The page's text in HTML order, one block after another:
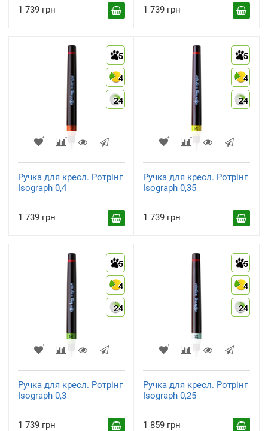
1 739 грн 1 739 грн
5
4
24
Ручка для кресл. Ротрінг
Isograph 0,4
1 739 грн
5
4
24
Ручка для кресл. Ротрінг
Isograph 0,35
1 739 грн
5
4
24
Ручка для кресл. Ротрінг
Isograph 0,3
1 739 грн
5
4
24
Ручка для кресл. Ротрінг
Isograph 0,25
1 859 грн